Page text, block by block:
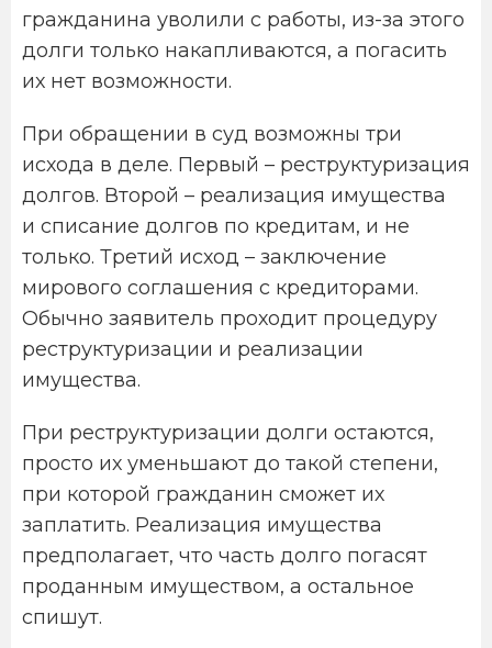
гражданина уволили с работы, из-за этого
долги только накапливаются, а погасить
их нет возможности.
При обращении в суд возможны три
исхода в деле. Первый – реструктуризация
долгов. Второй – реализация имущества
и списание долгов по кредитам, и не
только. Третий исход – заключение
мирового соглашения с кредиторами.
Обычно заявитель проходит процедуру
реструктуризации и реализации
имущества.
При реструктуризации долги остаются,
просто их уменьшают до такой степени,
при которой гражданин сможет их
заплатить. Реализация имущества
предполагает, что часть долго погасят
проданным имуществом, а остальное
спишут.